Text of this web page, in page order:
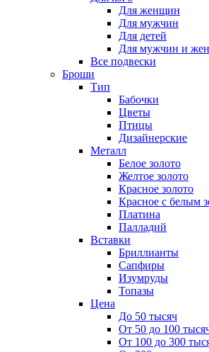
Для женщин
Для мужчин
Для детей
Для мужчин и
Все подвески
Броши
Тип
Бабочки
Цветы
Птицы
Дизайнерские
Металл
Белое золото
Желтое золото
Красное золото
Красное с белым
Платина
Палладий
Вставки
Бриллианты
Сапфиры
Изумруды
Топазы
Цена
До 50 тысяч
От 50 до 100
От 100 до 300